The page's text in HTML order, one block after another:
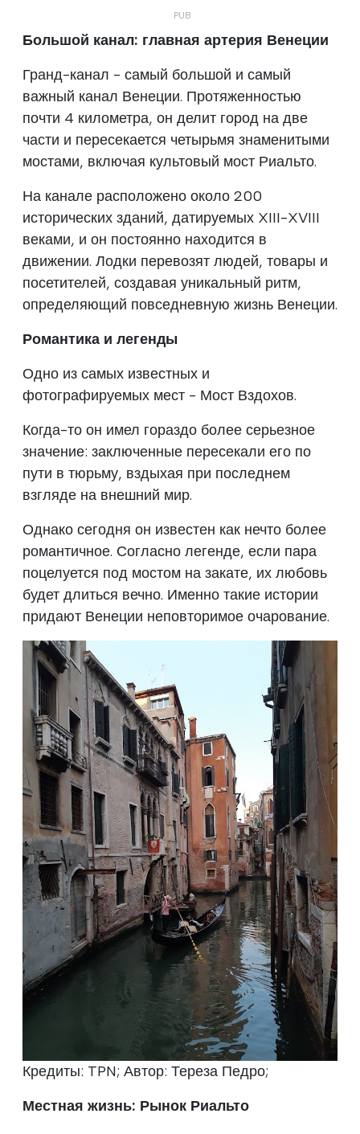
Большой канал: главная артерия Венеции
Гранд-канал - самый большой и самый
важный канал Венеции. Протяженностью
почти 4 километра, он делит город на две
части и пересекается четырьмя знаменитыми
мостами, включая культовый мост Риальто.
На канале расположено около 200
исторических зданий, датируемых XIII-XVIII
веками, и он постоянно находится в
движении. Лодки перевозят людей, товары и
посетителей, создавая уникальный ритм,
определяющий повседневную жизнь Венеции.
Романтика и легенды
Одно из самых известных и
фотографируемых мест - Мост Вздохов.
Когда-то он имел гораздо более серьезное
значение: заключенные пересекали его по
пути в тюрьму, вздыхая при последнем
взгляде на внешний мир.
Однако сегодня он известен как нечто более
романтичное. Согласно легенде, если пара
поцелуется под мостом на закате, их любовь
будет длиться вечно. Именно такие истории
придают Венеции неповторимое очарование.
Кредиты: TPN; Автор: Тереза Педро;
Местная жизнь: Рынок Риальто